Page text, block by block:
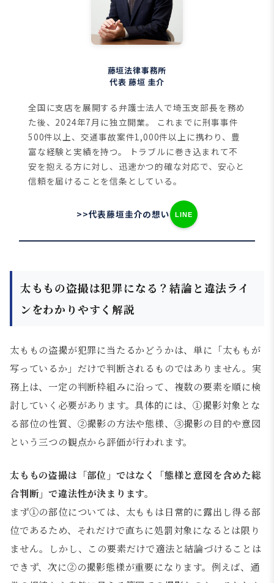
藤垣法律事務所
代表 藤垣 圭介
全国に支店を展開する弁護士法人で埼玉支部長を務め
た後、2024年7月に独立開業。
これまでに刑事事件
500件以上、交通事故案件1,000件以上に携わり、豊
富な経験と実績を持つ。
トラブルに巻き込まれて不
安を抱える方に対し、迅速かつ的確な対応で、安心と
信頼を届けることを信条としている。
>>代表藤垣圭介の想い LINE
太ももの盗撮は犯罪になる？結論と違法ライ
ンをわかりやすく解説
太ももの盗撮が犯罪に当たるかどうかは、単に「太ももが
写っているか」だけで判断されるものではありません。実
務上は、一定の判断枠組みに沿って、複数の要素を順に検
討していく必要があります。具体的には、①撮影対象とな
る部位の性質、②撮影の方法や態様、③撮影の目的や意図
という三つの観点から評価が行われます。
太ももの盗撮は「部位」ではなく「態様と意図を含めた総
合判断」で違法性が決まります。
まず①の部位については、太ももは日常的に露出し得る部
位であるため、それだけで直ちに処罰対象になるとは限り
ません。しかし、この要素だけで適法と結論づけることは
できず、次に②の撮影態様が重要になります。例えば、通